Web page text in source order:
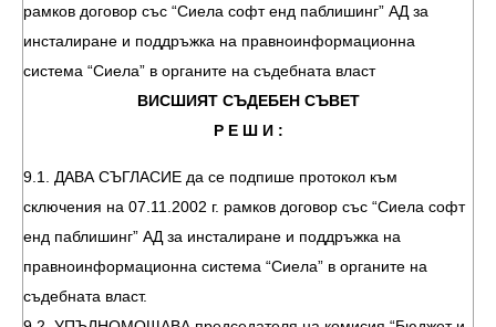
рамков договор със “Сиела софт енд паблишинг” АД за
инсталиране и поддръжка на правноинформационна
система “Сиела” в органите на съдебната власт
ВИСШИЯТ СЪДЕБЕН СЪВЕТ
Р Е Ш И :
9.1. ДАВА СЪГЛАСИЕ да се подпише протокол към
сключения на 07.11.2002 г. рамков договор със “Сиела софт
енд паблишинг” АД за инсталиране и поддръжка на
правноинформационна система “Сиела” в органите на
съдебната власт.